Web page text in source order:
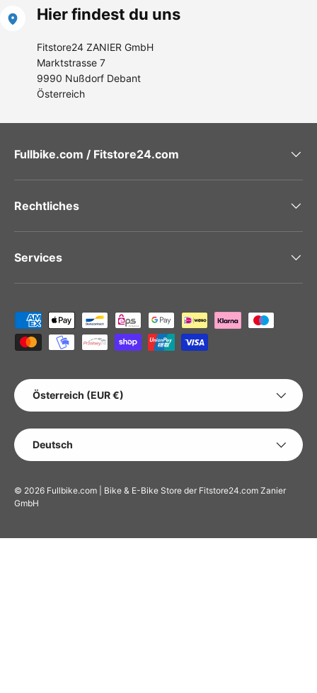
Hier findest du uns
Fitstore24 ZANIER GmbH
Marktstrasse 7
9990 Nußdorf Debant
Österreich
Fullbike.com / Fitstore24.com
Rechtliches
Services
Zahlungsmethoden
LAND/REGION
Österreich (EUR €)
SPRACHE
Deutsch
© 2026 Fullbike.com | Bike & E-Bike Store der Fitstore24.com Zanier
GmbH